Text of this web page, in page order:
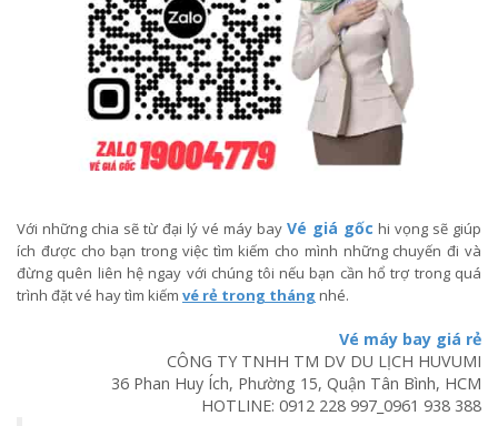
Với những chia sẽ từ đại lý vé máy bay Vé giá gốc hi vọng sẽ giúp
ích được cho bạn trong việc tìm kiếm cho mình những chuyến đi và
đừng quên liên hệ ngay với chúng tôi nếu bạn cần hổ trợ trong quá
trình đặt vé hay tìm kiếm vé rẻ trong tháng nhé.
Vé máy bay giá rẻ
CÔNG TY TNHH TM DV DU LỊCH HUVUMI
36 Phan Huy Ích, Phường 15, Quận Tân Bình, HCM
HOTLINE: 0912 228 997 0961 938 388